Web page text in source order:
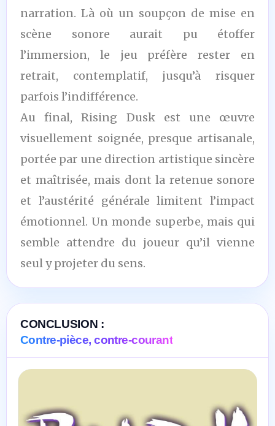
narration. Là où un soupçon de mise en
scène sonore aurait pu étoffer
l’immersion, le jeu préfère rester en
retrait, contemplatif, jusqu’à risquer
parfois l’indifférence.
Au final, Rising Dusk est une œuvre
visuellement soignée, presque artisanale,
portée par une direction artistique sincère
et maîtrisée, mais dont la retenue sonore
et l’austérité générale limitent l’impact
émotionnel. Un monde superbe, mais qui
semble attendre du joueur qu’il vienne
seul y projeter du sens.
CONCLUSION :
Contre-pièce, contre-courant